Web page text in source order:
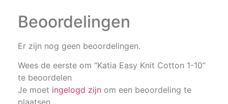
Beoordelingen
Er zijn nog geen beoordelingen.
Wees de eerste om “Katia Easy Knit Cotton 1-10”
te beoordelen
Je moet ingelogd zijn om een beoordeling te